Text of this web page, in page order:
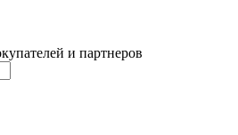
и партнеров